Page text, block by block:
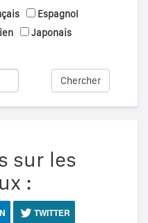
Espagnol
Japonais
Chercher
sur les
:
TWITTER